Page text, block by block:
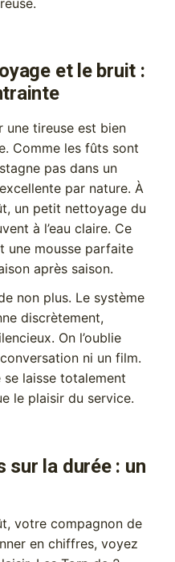
et le bruit :
une tireuse est bien
Comme les fûts sont
pas dans un
par nature. À
un petit nettoyage du
à l’eau claire. Ce
une mousse parfaite
après saison.
non plus. Le système
discrètement,
On l’oublie
ni un film.
se laisse totalement
le plaisir du service.
sur la durée : un
votre compagnon de
en chiffres, voyez